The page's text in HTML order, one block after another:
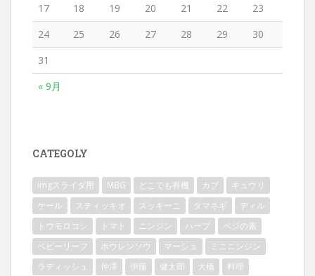
« 9月
17
18 19 20 21 22
23
24
25 26 27 28 29
30
31
CATEGOLY
imgスライダ用 MBG どこでも有機 カブ
キュウリ
ケール
スティッキオ ズッキーニ タマネギ
ディル
トウモロコシ
トマト ニンジン ハーブ
ベジの素
ベビーリーフ
ホウレンソウ マーシュ
ミニニンジン
ラディッシュ
仲澤 伊藤 健太郎 大橋 料理